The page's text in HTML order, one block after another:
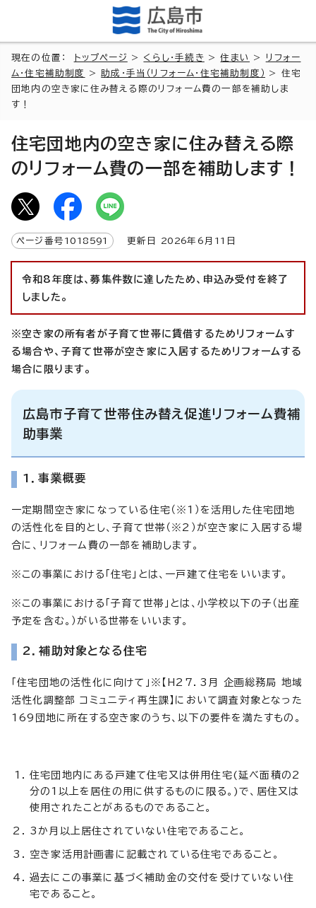
現在の位置： トップページ > くらし・手続き >住まい >
リフォー
ム・住宅補助制度
> 助成・手当（リフォーム・住宅補助制度）
> 住宅
団地内の空き家に住み替える際のリフォーム費の一部を補助しま
す！
住宅団地内の空き家に住み替える際
のリフォーム費の一部を補助します！
ページ番号 1018591 更新日 2026年6月 11 日
令和8年度は、募集件数に達したため、申込み受付を終了
しました。
※空き家の所有者が子育て世帯に賃借するためリフォームす
る場合や、子育て世帯が空き家に入居するためリフォームする
場合に限ります。
広島市子育て世帯住み替え促進リフォーム費補
助事業
1．事業概要
一定期間空き家になっている住宅（※1）を活用した住宅団地
の活性化を目的とし、子育て世帯（※2）が空き家に入居する場
合に、リフォーム費の一部を補助します。
※この事業における「住宅」とは、一戸建て住宅をいいます。
※この事業における「子育て世帯」とは、小学校以下の子（出産
予定を含む。）がいる世帯をいいます。
2．補助対象となる住宅
「住宅団地の活性化に向けて」※【H27．3月 企画総務局 地域
活性化調整部 コミュニティ再生課】において調査対象となった
169団地に所在する空き家のうち、以下の要件を満たすもの。
住宅団地内にある戸建て住宅又は併用住宅(延べ面積の2
分の1以上を居住の用に供するものに限る。)で、居住又は
使用されたことがあるものであること。
3か月以上居住されていない住宅であること。
空き家活用計画書に記載されている住宅であること。
過去にこの事業に基づく補助金の交付を受けていない住
宅であること。